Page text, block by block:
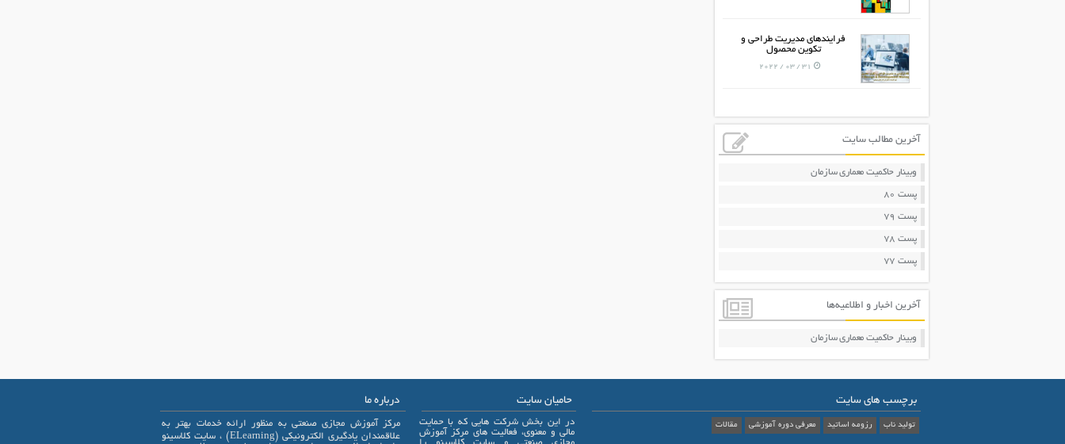
فرایندهای مدیریت طراحی و
تکوین محصول
31 / 03 / 2022
آخرین مطالب سایت
وبینار حاکمیت معماری سازمان
پست 80
پست 79
پست 78
پست 77
آخرین اخبار و اطلاعیه‌ها
وبینار حاکمیت معماری سازمان
برچسب های سایت
تولید ناب رزومه اساتید معرفی دوره آموزشی مقالات
حامیان سایت
در این بخش شرکت هایی که با حمایت
مالی و معنوی، فعالیت های مرکز آموزش
درباره ما
مرکز آموزش مجازی صنعتی به منظور ارائه خدمات بهتر به
علاقمندان یادگیری الکترونیکی (ELearning) ، سایت کلاسینو